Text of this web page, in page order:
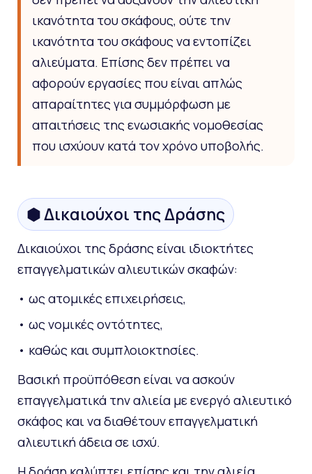
ικανότητα του σκάφους, ούτε την
ικανότητα του σκάφους να εντοπίζει
αλιεύματα. Επίσης δεν πρέπει να
αφορούν εργασίες που είναι απλώς
απαραίτητες για συμμόρφωση με
απαιτήσεις της ενωσιακής νομοθεσίας
που ισχύουν κατά τον χρόνο υποβολής.
⬢ Δικαιούχοι της Δράσης
Δικαιούχοι της δράσης είναι ιδιοκτήτες
επαγγελματικών αλιευτικών σκαφών:
• ως ατομικές επιχειρήσεις,
• ως νομικές οντότητες,
• καθώς και συμπλοιοκτησίες.
Βασική προϋπόθεση είναι να ασκούν
επαγγελματικά την αλιεία με ενεργό αλιευτικό
σκάφος και να διαθέτουν επαγγελματική
αλιευτική άδεια σε ισχύ.